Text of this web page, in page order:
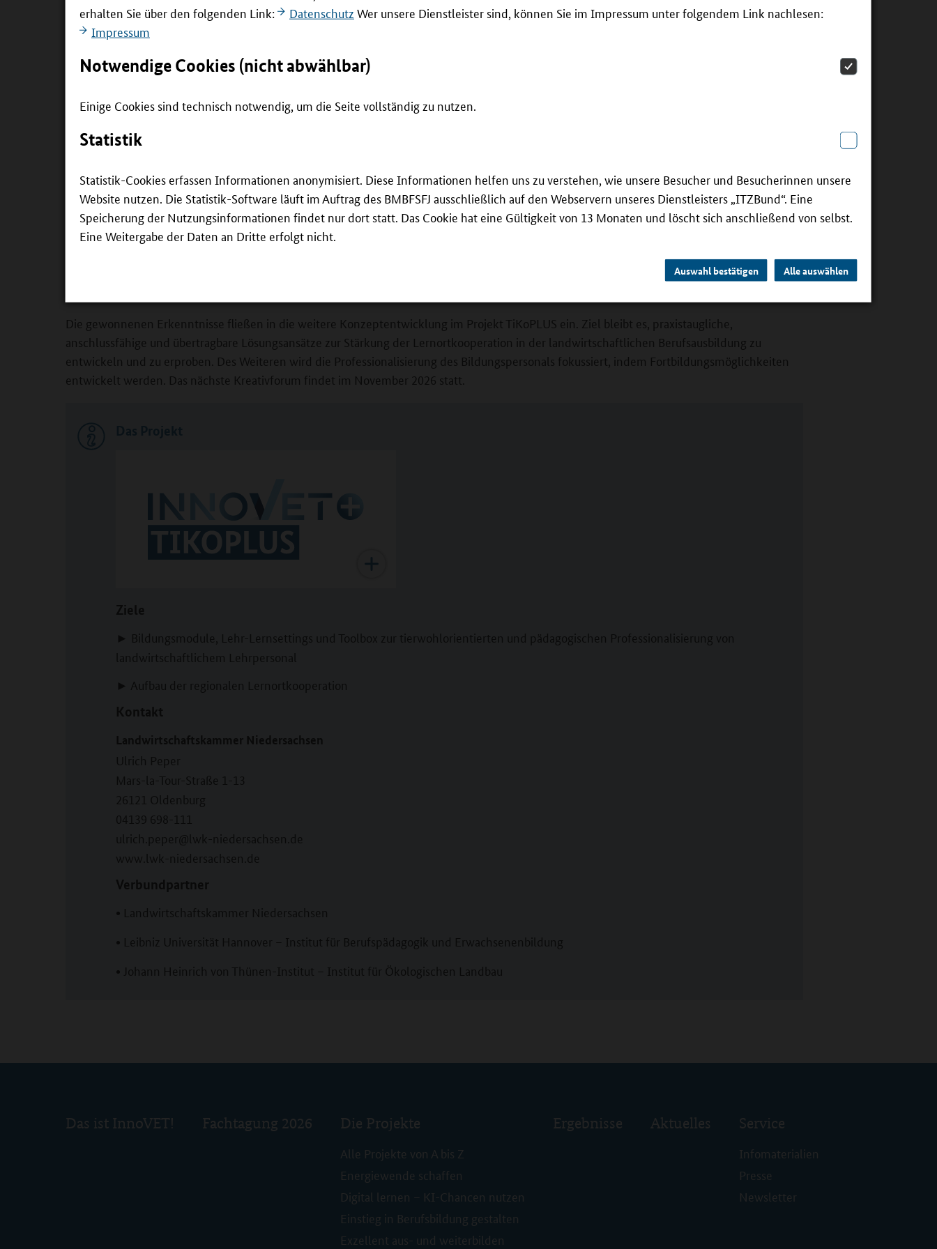
erhalten Sie über den folgenden Link:
Datenschutz Wer unsere Dienstleister sind, können Sie im Impressum unter folgendem Link nachlesen:
Impressum
Notwendige Cookies (nicht abwählbar)
Einige Cookies sind technisch notwendig, um die Seite vollständig zu nutzen.
Statistik
Statistik-Cookies erfassen Informationen anonymisiert. Diese Informationen helfen uns zu verstehen, wie unsere Besucher und Besucherinnen unsere
Website nutzen. Die Statistik-Software läuft im Auftrag des BMBFSFJ ausschließlich auf den Webservern unseres Dienstleisters „ITZBund“. Eine
Speicherung der Nutzungsinformationen findet nur dort statt. Das Cookie hat eine Gültigkeit von 13 Monaten und löscht sich anschließend von selbst.
Eine Weitergabe der Daten an Dritte erfolgt nicht.
Auswahl bestätigen Alle auswählen
Die Großmethode „Fallstudie“ wird am Beispiel einer Verhaltensbeobachtung von Tieren durchgeführt. Dies erweist sich vor allem in den
frühen Ausbildungsjahren als niedrigschwelliger, motivierender Einstieg, der die Fähigkeit zur Reflexion fördert. Zugleich erfordert dieser
Ansatz klare Regelungen zum Umgang mit Bild- und Videomaterial und fördert zusätzlich Medienkompetenzen.
Die Großmethode „Praxisaufgabe“ dient der Förderung von Verantwortung für das Tier. Insgesamt besitzt dieses Lernformat das größte
Anforderungen an Organisation und Begleitung durch das Bildungspersonal.
Insgesamt zeigte sich, dass alle entwickelten Lernformate – bei passender Rahmung und klaren Absprachen – wertvolle Beiträge zur
ausgewogenes Zusammenspiel von didaktischer Struktur, praxisnaher Gestaltung und verlässlicher Kooperation zwischen den Lernorten.
Fazit und Ausblick
Gestaltungsprozess. Dieser hängt stark von den jeweiligen Rahmenbedingungen der Beteiligten ab. Zugleich wird deutlich, dass gemeinsame
Die gewonnenen Erkenntnisse fließen in die weitere Konzeptentwicklung im Projekt TiKoPLUS ein. Ziel bleibt es, praxistaugliche,
anschlussfähige und übertragbare Lösungsansätze zur Stärkung der Lernortkooperation in der landwirtschaftlichen Berufsausbildung zu
entwickeln und zu erproben. Des Weiteren wird die Professionalisierung des Bildungspersonals fokussiert, indem Fortbildungsmöglichkeiten
entwickelt werden. Das nächste Kreativforum findet im November 2026 statt.
Ziele
► Bildungsmodule, Lehr-Lernsettings und Toolbox zur tierwohlorientierten und pädagogischen Professionalisierung von
landwirtschaftlichem Lehrpersonal
► Aufbau der regionalen Lernortkooperation
Kontakt
Landwirtschaftskammer Niedersachsen
Ulrich Peper
Mars-la-Tour-Straße 1-13
26121 Oldenburg
04139 698-111
ulrich.peper@lwk-niedersachsen.de
www.lwk-niedersachsen.de
Verbundpartner
• Landwirtschaftskammer Niedersachsen
• Leibniz Universität Hannover – Institut für Berufspädagogik und Erwachsenenbildung
• Johann Heinrich von Thünen-Institut – Institut für Ökologischen Landbau
Das ist InnoVET! Fachtagung 2026 Die Projekte
Alle Projekte von A bis Z
Energiewende schaffen
Digital lernen – KI-Chancen nutzen
Einstieg in Berufsbildung gestalten
Exzellent aus- und weiterbilden
Ergebnisse Aktuelles Service
Infomaterialien
Presse
Newsletter